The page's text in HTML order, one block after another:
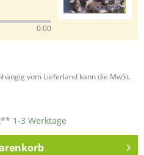
0:00
vom Lieferland kann die MwSt.
1-3 Werktage